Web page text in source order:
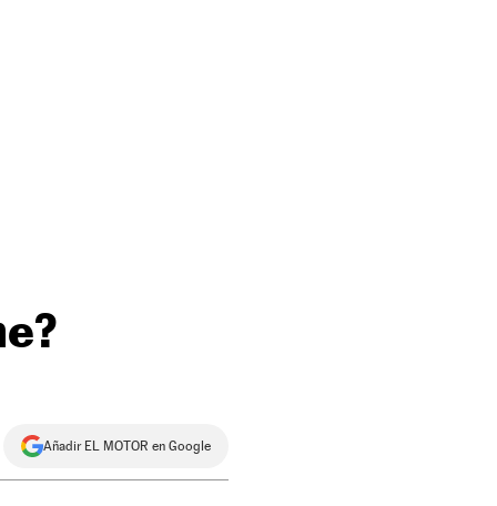
Añadir EL MOTOR en Google